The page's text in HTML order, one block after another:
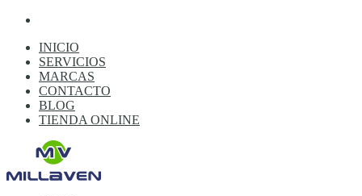
INICIO
SERVICIOS
MARCAS
CONTACTO
BLOG
TIENDA ONLINE